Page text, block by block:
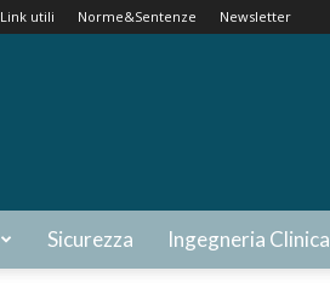
Link utili Norme&Sentenze Newsletter
Sicurezza Ingegneria Clinica